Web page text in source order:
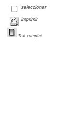
seleccionar
imprimir
Text complet